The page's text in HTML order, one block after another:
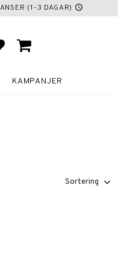
(1-3 DAGAR) schedule
FAVORITER
KUNDVAGN
KAMPANJER
Välj sortering